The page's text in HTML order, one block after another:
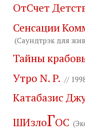
ОтСчет
Сенсации
(Саундтрэк для
Тайны
Утро N. P. //
Катабазис
ШИзлоГОС